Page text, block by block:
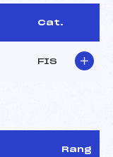
Cat.
FIS
Rang